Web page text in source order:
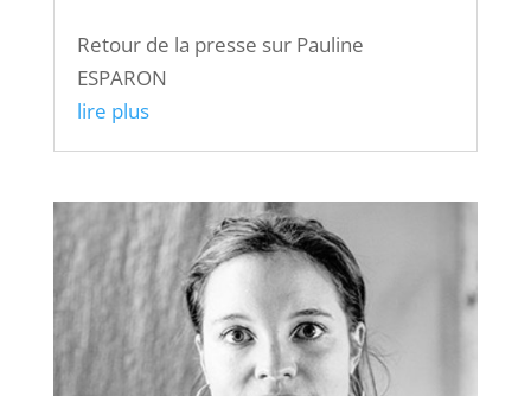
Retour de la presse sur Pauline
ESPARON
lire plus